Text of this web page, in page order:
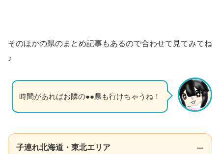
そのほかの県のまとめ記事もあるので合わせて見てみてね
♪
時間があればお隣の●●県も行けちゃうね！
子連れ北海道・東北エリア